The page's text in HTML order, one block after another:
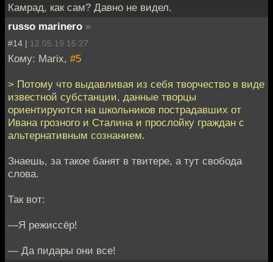
Камрад, как сам? Давно не видел.
russo marinero »
#14 | 12.05.19 15:27
Кому: Marix, #5
> Потому что выдавливая из себя творчество в виде
известной субстанции, данные творцы
ориентируются на школьников пострадавших от
Ивана грозного и Сталина и прослойку граждан с
альтернативным сознанием.
Знаешь, за такое банят в твитере, а тут свобода
слова.
Так вот:
—Я режиссёр!
— Да пидары они все!